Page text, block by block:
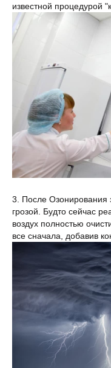
известной процедурой
3. После Озонирования
грозой. Будто сейчас
воздух полностью
все сначала, добавив